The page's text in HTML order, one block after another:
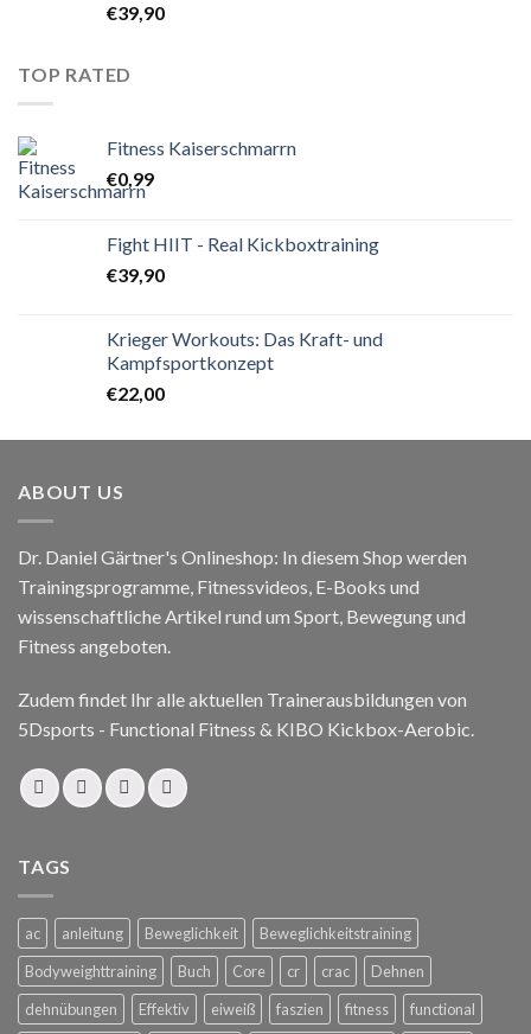
€39,90
TOP RATED
Fitness Kaiserschmarrn
€0,99
Fight HIIT - Real Kickboxtraining
€39,90
Krieger Workouts: Das Kraft- und
Kampfsportkonzept
€22,00
ABOUT US
Dr. Daniel Gärtner's Onlineshop: In diesem Shop werden
Trainingsprogramme, Fitnessvideos, E-Books und
wissenschaftliche Artikel rund um Sport, Bewegung und
Fitness angeboten.
Zudem findet Ihr alle aktuellen Trainerausbildungen von
5Dsports - Functional Fitness & KIBO Kickbox-Aerobic.
TAGS
ac anleitung Beweglichkeit
Beweglichkeitstraining
Bodyweighttraining
Buch Core cr crac
Dehnen
dehnübungen
Effektiv eiweiß faszien fitness functional